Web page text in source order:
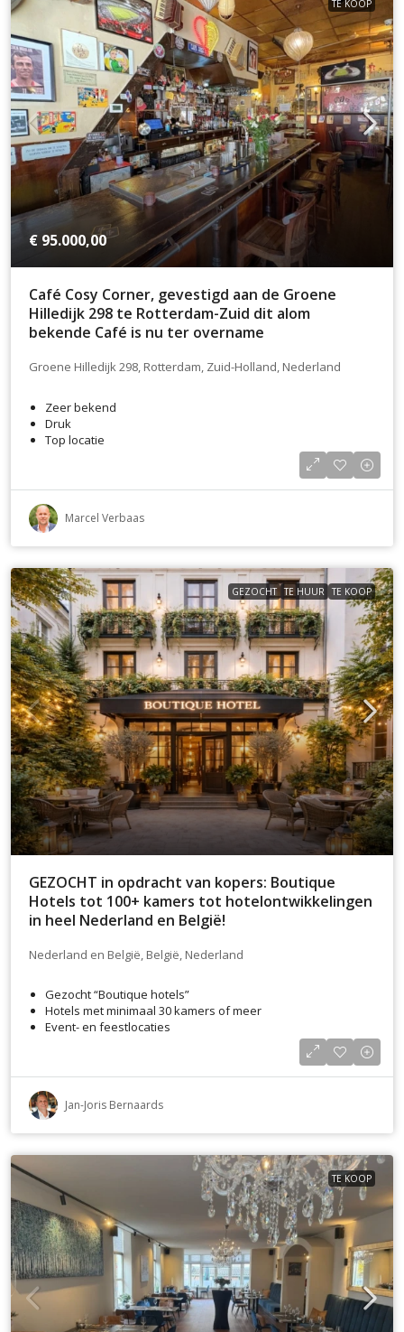
TE KOOP
€ 95.000,00
Café Cosy Corner, gevestigd aan de Groene
Hilledijk 298 te Rotterdam-Zuid dit alom
bekende Café is nu ter overname
Groene Hilledijk 298, Rotterdam, Zuid-Holland, Nederland
Zeer bekend
Druk
Top locatie
Marcel Verbaas
GEZOCHT TE HUUR TE KOOP
GEZOCHT in opdracht van kopers: Boutique
Hotels tot 100+ kamers tot hotelontwikkelingen
in heel Nederland en België!
Nederland en België, België, Nederland
Gezocht “Boutique hotels”
Hotels met minimaal 30 kamers of meer
Event- en feestlocaties
Jan-Joris Bernaards
TE KOOP